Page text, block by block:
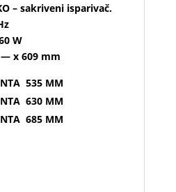
– sakriveni isparivač.
W
— x 609 mm
535 MM
630 MM
685 MM